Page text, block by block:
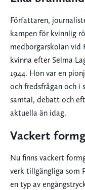
Författaren,
kampen för kvinnlig
medborgarskolan vid
kvinna efter Selma
1944. Hon var en
och fredsfrågan och i
samtal, debatt och
aktuella än idag.
Vackert
Nu finns vackert
verk tillgängliga som
en typ av